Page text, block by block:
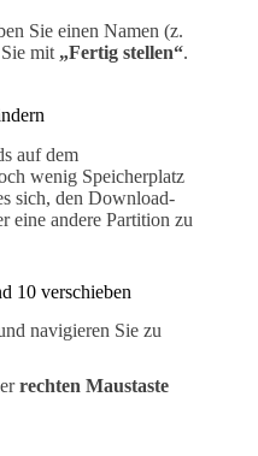
Sie einen Namen (z.
mit „Fertig stellen“.
auf dem
wenig Speicherplatz
sich, den Download-
eine andere Partition zu
10 verschieben
navigieren Sie zu
rechten Maustaste